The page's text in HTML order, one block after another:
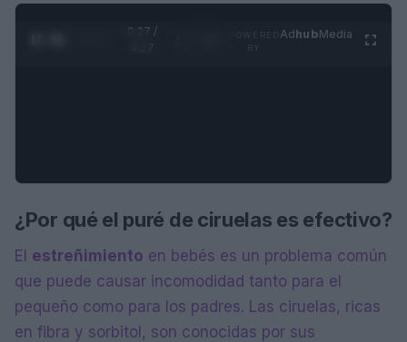
0:28 /
AdhubMedia
¿Por qué el puré de ciruelas es efectivo?
El estreñimiento en bebés es un problema común
que puede causar incomodidad tanto para el
pequeño como para los padres. Las ciruelas, ricas
en fibra y sorbitol, son conocidas por sus